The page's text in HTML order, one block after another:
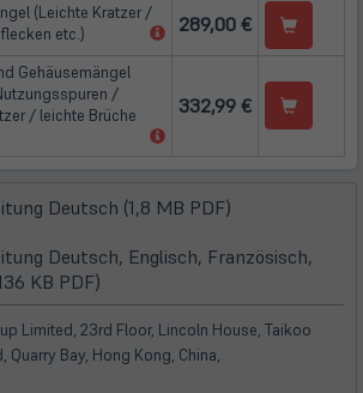
(Leichte Kratzer /
etc.)
(öffnet
Tab)
289,00 €
Gehäusemängel
/
/ leichte Brüche
(öffnet
Tab)
332,99 €
Deutsch (1,8 MB PDF)
neuem
Deutsch, Englisch, Französisch,
KB PDF)
in
neuem
Tab)
Limited, 23rd Floor, Lincoln House, Taikoo
Quarry Bay, Hong Kong, China,